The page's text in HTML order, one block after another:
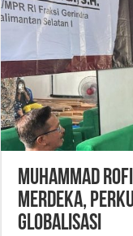
Muhammad
Merdeka,
Globalisasi